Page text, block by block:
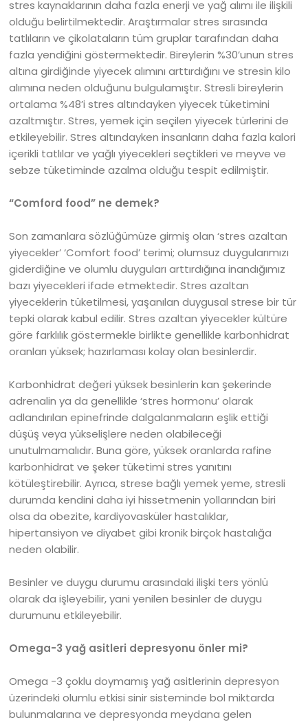
stres kaynaklarının daha fazla enerji ve yağ alımı ile ilişkili
olduğu belirtilmektedir. Araştırmalar stres sırasında
tatlıların ve çikolataların tüm gruplar tarafından daha
fazla yendiğini göstermektedir. Bireylerin %30’unun stres
altına girdiğinde yiyecek alımını arttırdığını ve stresin kilo
alımına neden olduğunu bulgulamıştır. Stresli bireylerin
ortalama %48’i stres altındayken yiyecek tüketimini
azaltmıştır. Stres, yemek için seçilen yiyecek türlerini de
etkileyebilir. Stres altındayken insanların daha fazla kalori
içerikli tatlılar ve yağlı yiyecekleri seçtikleri ve meyve ve
sebze tüketiminde azalma olduğu tespit edilmiştir.
“Comford food” ne demek?
Son zamanlara sözlüğümüze girmiş olan ‘stres azaltan
yiyecekler’ ‘Comfort food’ terimi; olumsuz duygularımızı
giderdiğine ve olumlu duyguları arttırdığına inandığımız
bazı yiyecekleri ifade etmektedir. Stres azaltan
yiyeceklerin tüketilmesi, yaşanılan duygusal strese bir tür
tepki olarak kabul edilir. Stres azaltan yiyecekler kültüre
göre farklılık göstermekle birlikte genellikle karbonhidrat
oranları yüksek; hazırlaması kolay olan besinlerdir.
Karbonhidrat değeri yüksek besinlerin kan şekerinde
adrenalin ya da genellikle ‘stres hormonu’ olarak
adlandırılan epinefrinde dalgalanmaların eşlik ettiği
düşüş veya yükselişlere neden olabileceği
unutulmamalıdır. Buna göre, yüksek oranlarda rafine
karbonhidrat ve şeker tüketimi stres yanıtını
kötüleştirebilir. Ayrıca, strese bağlı yemek yeme, stresli
durumda kendini daha iyi hissetmenin yollarından biri
olsa da obezite, kardiyovasküler hastalıklar,
hipertansiyon ve diyabet gibi kronik birçok hastalığa
neden olabilir.
Besinler ve duygu durumu arasındaki ilişki ters yönlü
olarak da işleyebilir, yani yenilen besinler de duygu
durumunu etkileyebilir.
Omega-3 yağ asitleri depresyonu önler mi?
Omega -3 çoklu doymamış yağ asitlerinin depresyon
üzerindeki olumlu etkisi sinir sisteminde bol miktarda
bulunmalarına ve depresyonda meydana gelen